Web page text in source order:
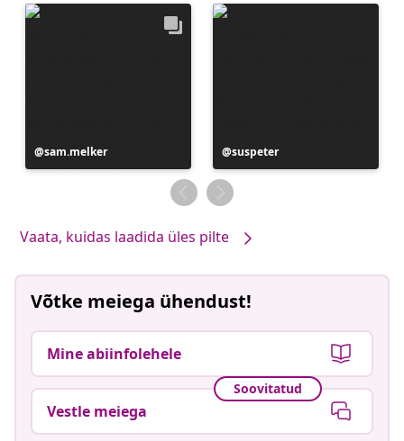
Postitus
avaldatud
sam.melker
Postitus
avaldatud
suspeter
Vaata, kuidas laadida üles pilte
Võtke meiega ühendust!
Mine abiinfolehele
Soovitatud
Vestle meiega